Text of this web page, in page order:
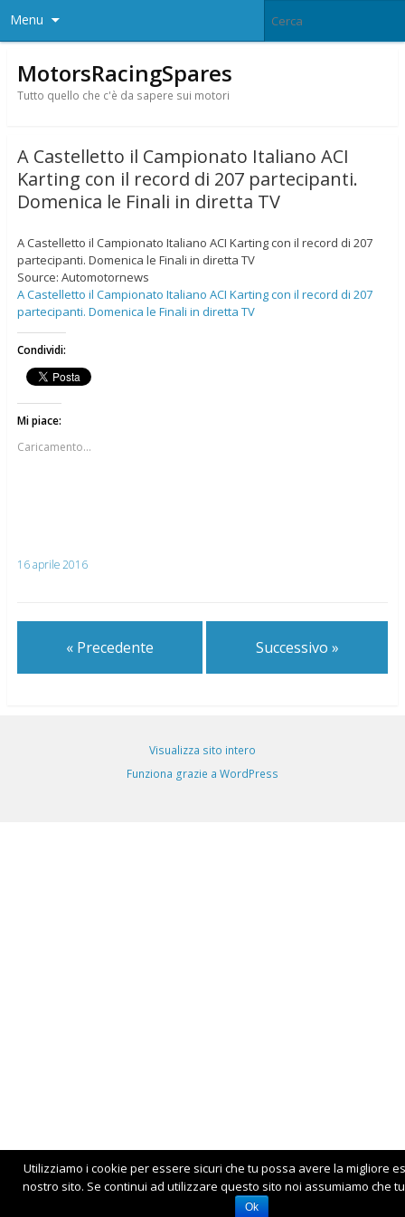
Menu
MotorsRacingSpares
Tutto quello che c'è da sapere sui motori
A Castelletto il Campionato Italiano ACI
Karting con il record di 207 partecipanti.
Domenica le Finali in diretta TV
A Castelletto il Campionato Italiano ACI Karting con il record di 207
partecipanti. Domenica le Finali in diretta TV
Source: Automotornews
A Castelletto il Campionato Italiano ACI Karting con il record di 207
partecipanti. Domenica le Finali in diretta TV
Condividi:
Mi piace:
Caricamento...
16 aprile 2016
« Precedente Successivo »
Visualizza sito intero
Funziona grazie a WordPress
Utilizziamo i cookie per essere sicuri che tu possa avere la migliore
nostro sito. Se continui ad utilizzare questo sito noi assumiamo che
Ok